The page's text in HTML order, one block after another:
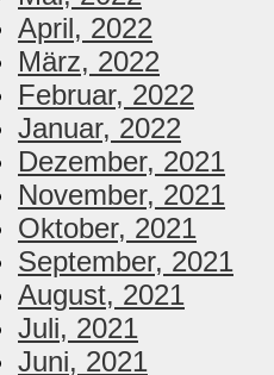
April, 2022
März, 2022
Februar, 2022
Januar, 2022
Dezember, 2021
November, 2021
Oktober, 2021
September, 2021
August, 2021
Juli, 2021
Juni, 2021